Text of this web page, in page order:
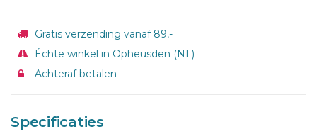
Gratis verzending vanaf 89,-
Échte winkel in Opheusden (NL)
Achteraf betalen
Specificaties